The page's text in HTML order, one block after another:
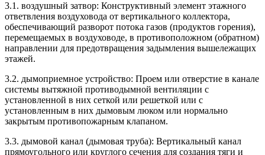
3.1. воздушный затвор: Конструктивный элемент этажного
ответвления воздуховода от вертикального коллектора,
обеспечивающий разворот потока газов (продуктов горения),
перемещаемых в воздуховоде, в противоположном (обратном)
направлении для предотвращения задымления вышележащих
этажей.
3.2. дымоприемное устройство: Проем или отверстие в канале
системы вытяжной противодымной вентиляции с
установленной в них сеткой или решеткой или с
установленным в них дымовым люком или нормально
закрытым противопожарным клапаном.
3.3. дымовой канал (дымовая труба): Вертикальный канал
прямоугольного или круглого сечения для создания тяги и